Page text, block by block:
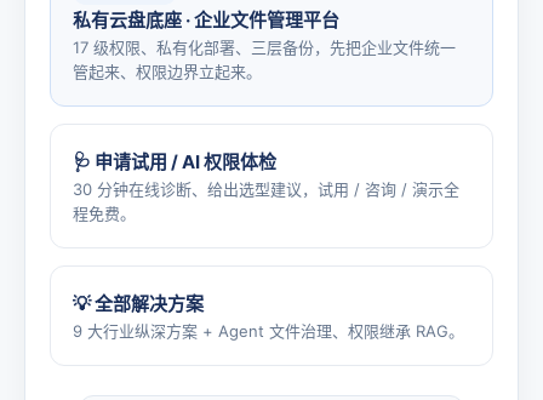
私有云盘底座 · 企业文件管理平台
17 级权限、私有化部署、三层备份，先把企业文件统一
管起来、权限边界立起来。
🩺 申请试用 / AI 权限体检
30 分钟在线诊断、给出选型建议，试用 / 咨询 / 演示全
程免费。
💡 全部解决方案
9 大行业纵深方案 + Agent 文件治理、权限继承 RAG。